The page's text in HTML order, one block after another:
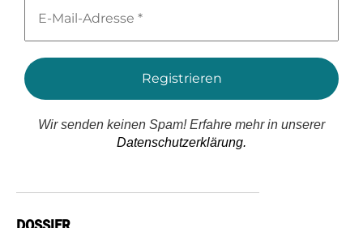
Mail-
*
Wir senden keinen Spam! Erfahre mehr in unserer
Datenschutzerklärung.